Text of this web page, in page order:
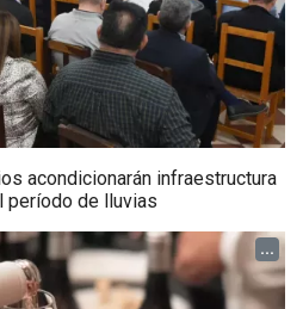
acondicionarán infraestructura
período de lluvias
...